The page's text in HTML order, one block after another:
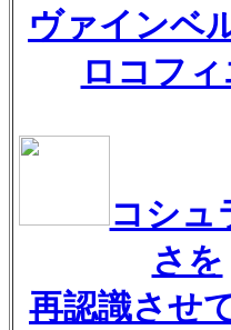
ヴァインベ
ロコフ
コシュ
さを
再認識させ